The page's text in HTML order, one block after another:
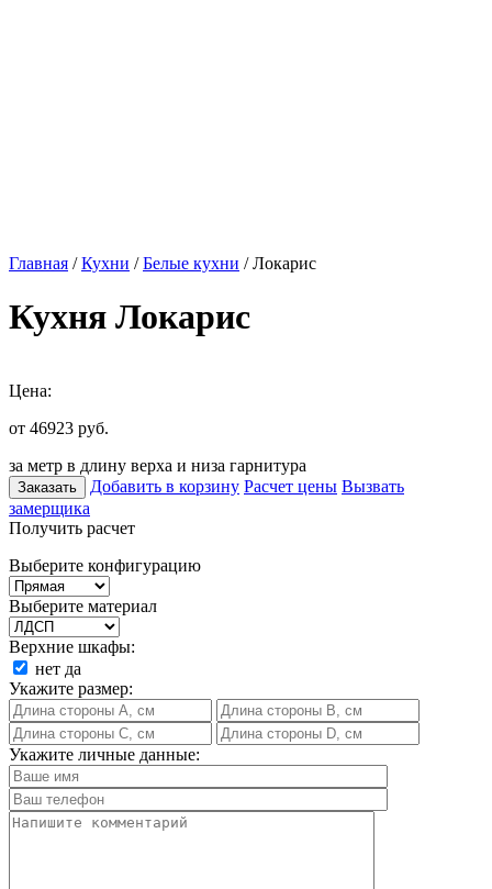
Главная /Кухни /Белые кухни / Локарис
Кухня Локарис
Цена:
от 46923 руб.
за метр в длину верха и низа гарнитура
Заказать Добавить в корзину Расчет цены Вызвать
замерщика
Получить расчет
Выберите конфигурацию
Выберите материал
Верхние шкафы:
нет да
Укажите размер:
Укажите личные данные: